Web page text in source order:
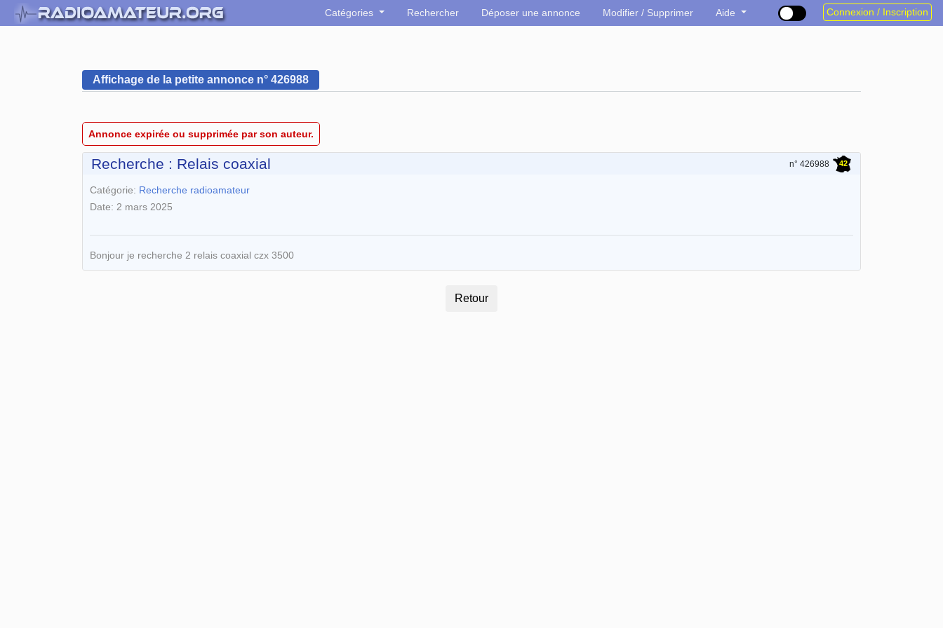
Catégories Rechercher Déposer une annonce Modifier / Supprimer Aide Connexion / Inscription
Affichage de la petite annonce n° 426988
Annonce expirée ou supprimée par son auteur.
Recherche : Relais coaxial n° 426988 42
Catégorie: Recherche radioamateur
Date: 2 mars 2025
Bonjour je recherche 2 relais coaxial czx 3500